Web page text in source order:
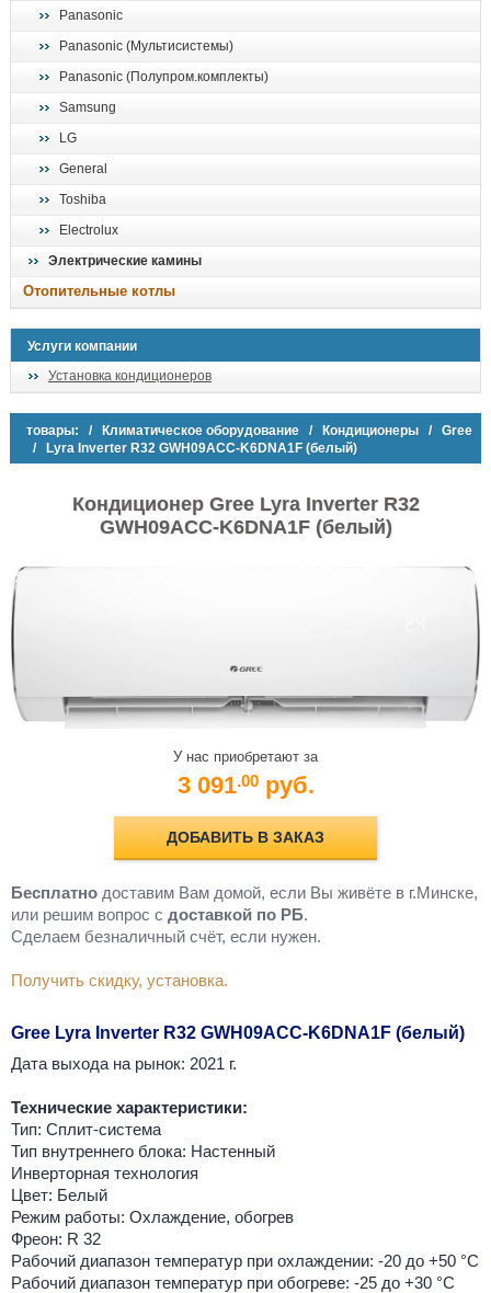
Panasonic
Panasonic (Мультисистемы)
Panasonic (Полупром.комплекты)
Samsung
LG
General
Toshiba
Electrolux
Электрические камины
Отопительные котлы
Услуги компании
Установка кондиционеров
товары: / Климатическое оборудование / Кондиционеры / Gree
/ Lyra Inverter R32 GWH09ACC-K6DNA1F (белый)
Кондиционер Gree Lyra Inverter R32
GWH09ACC-K6DNA1F (белый)
У нас приобретают за
3 091.00 руб.
ДОБАВИТЬ В ЗАКАЗ
Бесплатно доставим Вам домой, если Вы живёте в г.Минске,
или решим вопрос с доставкой по РБ.
Cделаем безналичный счёт, если нужен.
Получить скидку, установка.
Gree Lyra Inverter R32 GWH09ACC-K6DNA1F (белый)
Дата выхода на рынок: 2021 г.
Технические характеристики:
Тип: Сплит-система
Тип внутреннего блока: Настенный
Инверторная технология
Цвет: Белый
Режим работы: Охлаждение, обогрев
Фреон: R 32
Рабочий диапазон температур при охлаждении: -20 до +50 °C
Рабочий диапазон температур при обогреве: -25 до +30 °C